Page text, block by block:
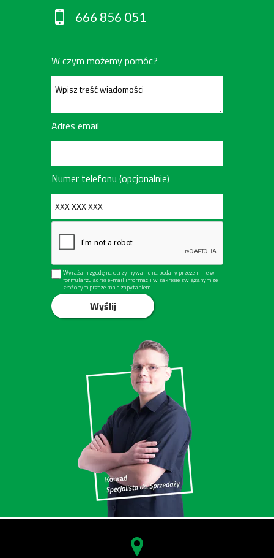
666 856 051
W czym możemy pomóc?
Adres email
Numer telefonu (opcjonalnie)
Wyrażam zgodę na otrzymywanie na podany przeze mnie w
formularzu adres e-mail informacji w zakresie związanym ze
złożonym przeze mnie zapytaniem.
Wyślij